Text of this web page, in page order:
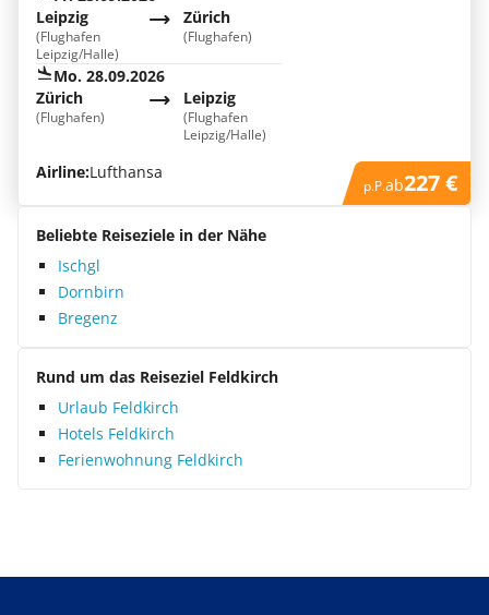
Leipzig
(Flughafen
Leipzig/Halle)
Zürich
(Flughafen)
Mo. 28.09.2026
Leipzig
(Flughafen
Leipzig/Halle)
Zürich
(Flughafen)
Airline:Lufthansa
p.P.ab227 €
Beliebte Reiseziele in der Nähe
Ischgl
Dornbirn
Bregenz
Rund um das Reiseziel Feldkirch
Urlaub Feldkirch
Hotels Feldkirch
Ferienwohnung Feldkirch